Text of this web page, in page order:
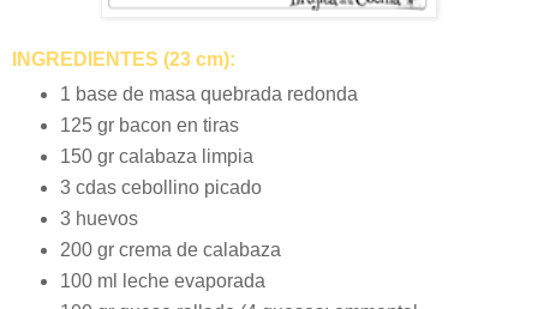
INGREDIENTES (23 cm):
1 base de masa quebrada redonda
125 gr bacon en tiras
150 gr calabaza limpia
3 cdas cebollino picado
3 huevos
200 gr crema de calabaza
100 ml leche evaporada